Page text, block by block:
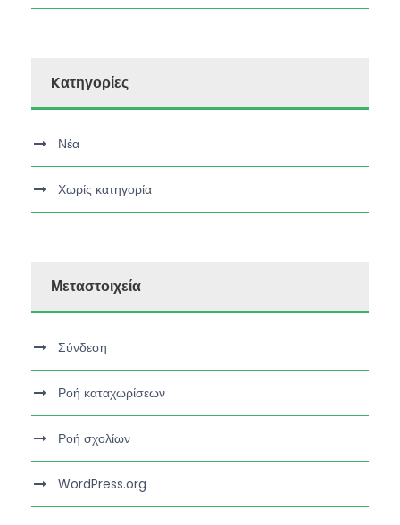
Kατηγορίες
Νέα
Χωρίς κατηγορία
Μεταστοιχεία
Σύνδεση
Ροή καταχωρίσεων
Ροή σχολίων
WordPress.org